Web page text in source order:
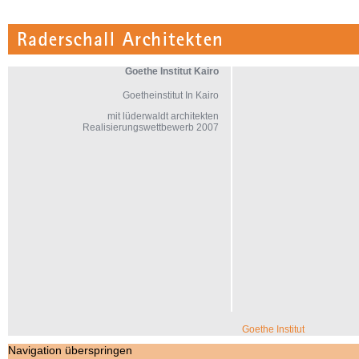
Goethe Institut Kairo
Goetheinstitut In Kairo
mit lüderwaldt architekten
Realisierungswettbewerb 2007
Navigation überspringen